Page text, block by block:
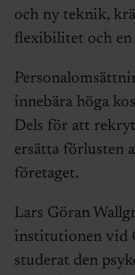
och ny teknik,
flexibilitet och en
innebära höga
Dels för att
ersätta förlusten
företaget.
Lars Göran
institutionen vid
studerat den